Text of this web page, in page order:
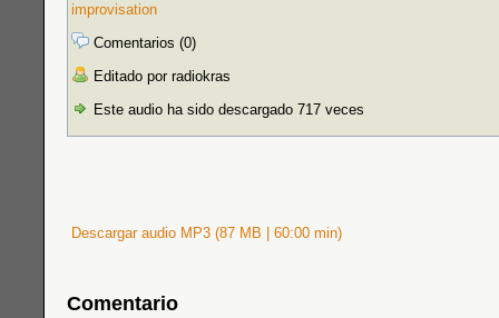
improvisation
Comentarios (0)
Editado por radiokras
Este audio ha sido descargado 717 veces
Descargar audio MP3 (87 MB | 60:00 min)
Comentario